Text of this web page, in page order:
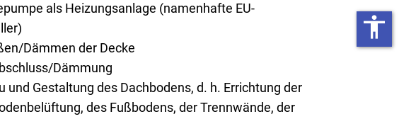
als Heizungsanlage (namenhafte EU-
Dämmen der Decke
Dämmung
und Gestaltung des Dachbodens, d. h. Errichtung der
des Fußbodens, der Trennwände, der
accessibility